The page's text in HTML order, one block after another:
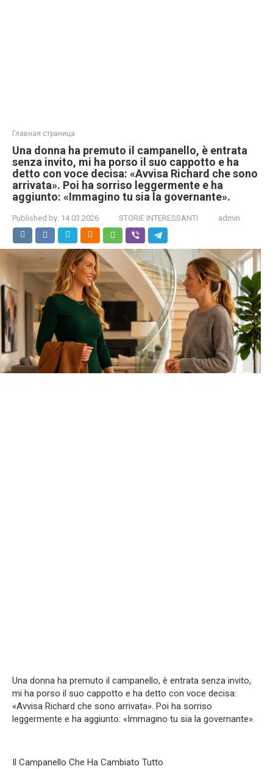
Главная страница
Una donna ha premuto il campanello, è entrata
senza invito, mi ha porso il suo cappotto e ha
detto con voce decisa: «Avvisa Richard che sono
arrivata». Poi ha sorriso leggermente e ha
aggiunto: «Immagino tu sia la governante».
Published by: 14.03.2026 STORIE INTERESSANTI admin
Una donna ha premuto il campanello, è entrata senza invito,
mi ha porso il suo cappotto e ha detto con voce decisa:
«Avvisa Richard che sono arrivata». Poi ha sorriso
leggermente e ha aggiunto: «Immagino tu sia la governante».
Il Campanello Che Ha Cambiato Tutto